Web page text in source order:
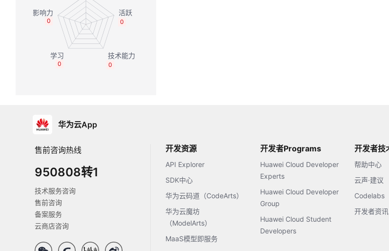
0
0
0
0
华为云App
售前咨询热线
950808转1
技术服务咨询
售前咨询
备案服务
云商店咨询
开发资源
API Explorer
SDK中心
华为云码道（CodeArts）
华为云魔坊
（ModelArts）
MaaS模型即服务
开发者Programs
Huawei Cloud Developer
Experts
Huawei Cloud Developer
Group
Huawei Cloud Student
Developers
开发者技
帮助中心
云声·建议
Codelabs
开发者资讯